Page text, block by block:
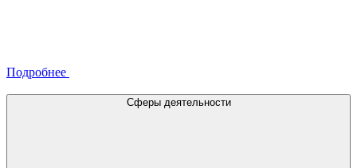
Подробнее
Сферы деятельности